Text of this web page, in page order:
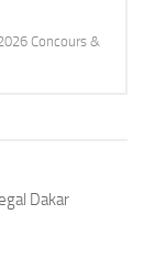
Concours &
Dakar